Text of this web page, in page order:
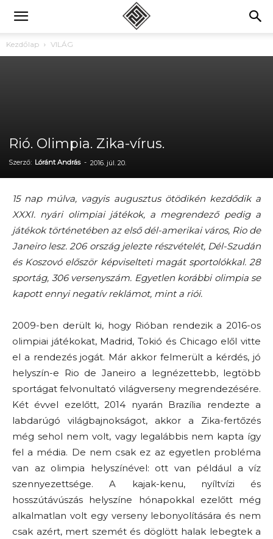
Kezdőlap VILÁG
Rió. Olimpia. Zika-vírus.
Szerző: Lóránt András - 2016. júl. 20.
15 nap múlva, vagyis augusztus ötödikén kezdődik a
XXXI. nyári olimpiai játékok, a megrendező pedig a
játékok történetében az első dél-amerikai város, Rio de
Janeiro lesz. 206 ország jelezte részvételét, Dél-Szudán
és Koszovó először képviselteti magát sportolókkal. 28
sportág, 306 versenyszám. Egyetlen korábbi olimpia se
kapott ennyi negatív reklámot, mint a riói.
2009-ben derült ki, hogy Rióban rendezik a 2016-os
olimpiai játékokat, Madrid, Tokió és Chicago elől vitte
el a rendezés jogát. Már akkor felmerült a kérdés, jó
helyszín-e Rio de Janeiro a legnézettebb, legtöbb
sportágat felvonultató világverseny megrendezésére.
Két évvel ezelőtt, 2014 nyarán Brazília rendezte a
labdarúgó világbajnokságot, akkor a Zika-fertőzés
még sehol nem volt, vagy legalábbis nem kapta így
fel a média. De nem csak ez az egyetlen probléma
van az olimpia helyszínével: ott van például a víz
szennyezettsége. A kajak-kenu, nyíltvízi és
hosszútávúszás helyszíne hónapokkal ezelőtt még
alkalmatlan volt egy verseny lebonyolítására és nem
csak azért, mert szemét és döglött halak lebegtek a